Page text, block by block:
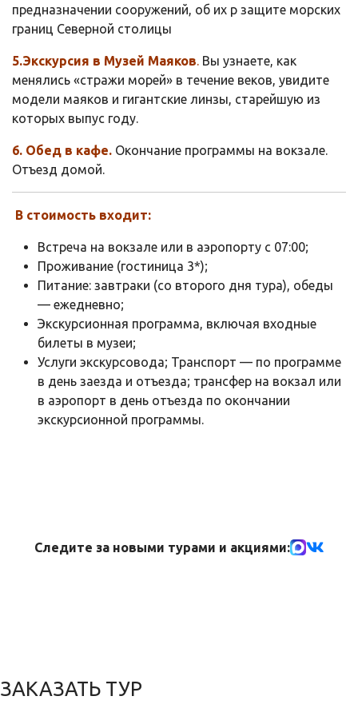
предназначении сооружений, об их р защите морских
границ Северной столицы
5.Экскурсия в Музей Маяков Вы узнаете, как
менялись «стражи морей» в течение веков, увидите
модели маяков и гигантские линзы, старейшую из
которых выпус году.
6. Обед в кафе. Окончание программы на вокзале.
Отъезд домой.
В стоимость входит:
Встреча на вокзале или в аэропорту с 07:00;
Проживание (гостиница 3*);
Питание: завтраки (со второго дня тура), обеды
— ежедневно;
Экскурсионная программа, включая входные
билеты в музеи;
Услуги экскурсовода; Транспорт — по программе
в день заезда и отъезда; трансфер на вокзал или
в аэропорт в день отъезда по окончании
экскурсионной программы.
Следите за новыми турами и акциями:
ЗАКАЗАТЬ ТУР